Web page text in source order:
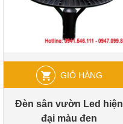
GIỎ HÀNG
Đèn sân vườn Led hiện
đại màu đen